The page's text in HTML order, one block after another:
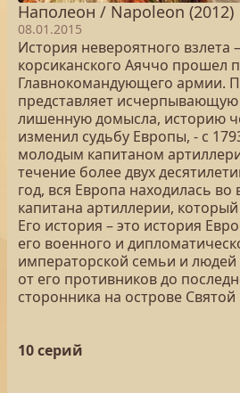
Наполеон / Napoleon (2012)
08.01.2015
История невероятного
корсиканского Аяччо прошел
Главнокомандующего армии.
представляет
лишенную домысла, историю
изменил судьбу Европы, - с
молодым капитаном
течение более двух
год, вся Европа находилась во
капитана артиллерии,
Его история – это история
его военного и
императорской семьи и людей
от его противников до
сторонника на острове
10 серий